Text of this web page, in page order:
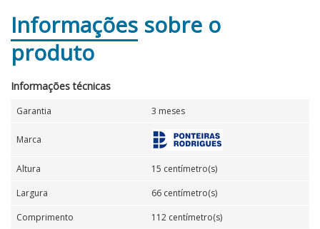
Informações sobre o
produto
Informações técnicas
Garantia 3 meses
Marca
Altura
15 centímetro(s)
Largura
66 centímetro(s)
Comprimento
112 centímetro(s)